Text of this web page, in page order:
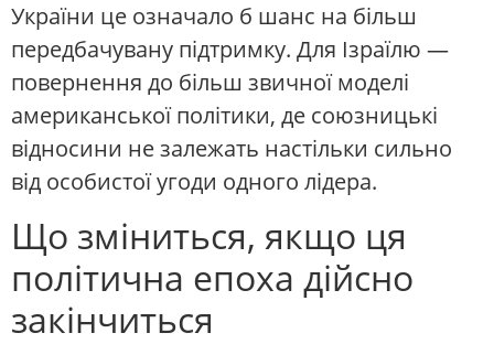
України це означало б шанс на більш
передбачувану підтримку. Для Ізраїлю —
повернення до більш звичної моделі
американської політики, де союзницькі
відносини не залежать настільки сильно
від особистої угоди одного лідера.
Що зміниться, якщо ця
політична епоха дійсно
закінчиться